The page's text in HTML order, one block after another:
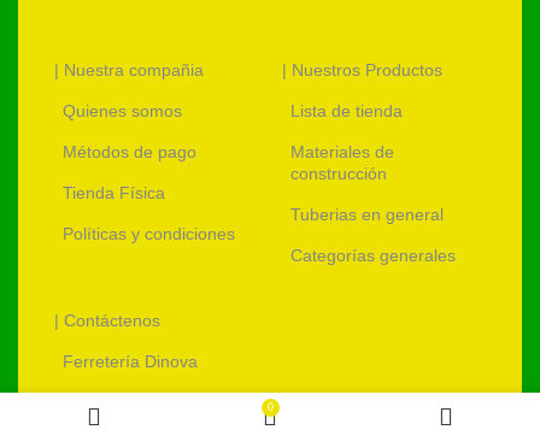
| Nuestra compañia
Quienes somos
Métodos de pago
Tienda Física
Políticas y condiciones
| Nuestros Productos
Lista de tienda
Materiales de
construcción
Tuberias en general
Categorías generales
| Contáctenos
Ferretería Dinova
ventas@ferreteriadinova.com
0